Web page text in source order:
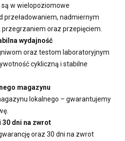
w wielopoziomowe
przeładowaniem, nadmiernym
oraz przepięciem.
wydajność
oraz testom laboratoryjnym
cykliczną i stabilne
magazynu
lokalnego – gwarantujemy
30 dni na zwrot
oraz 30 dni na zwrot